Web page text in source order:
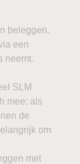
beleggen.
een
neemt.
SLM
mee: als
de
om
met